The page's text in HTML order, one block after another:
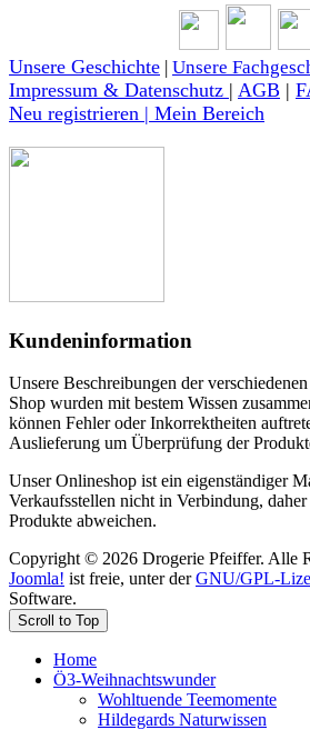
Unsere Geschichte Unsere
Impressum & Datenschutz | AGB |
Neu registrieren | Mein Bereich
Kundeninformation
Unsere Beschreibungen der
Shop wurden mit bestem Wissen
können Fehler oder Inkorrektheiten
Auslieferung um Überprüfung der
Unser Onlineshop ist ein eigenständiger
Verkaufsstellen nicht in Verbindung,
Produkte abweichen.
Copyright © 2026 Drogerie Pfeiffer. Alle
Joomla! ist freie, unter derGNU/GPL-
Software.
Scroll to Top
Home
Ö3-Weihnachtswunder
Wohltuende Teemomente
Hildegards Naturwissen